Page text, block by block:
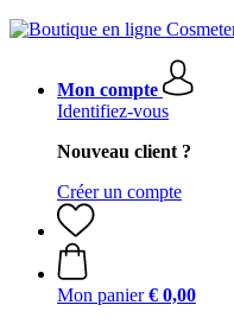
Mon compte
Identifiez-vous
Nouveau client ?
Créer un compte
Mon panier € 0,00